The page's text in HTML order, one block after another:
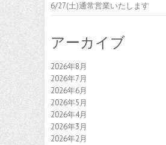
6/27(土)通常営業いたします
アーカイブ
2026年8月
2026年7月
2026年6月
2026年5月
2026年4月
2026年3月
2026年2月